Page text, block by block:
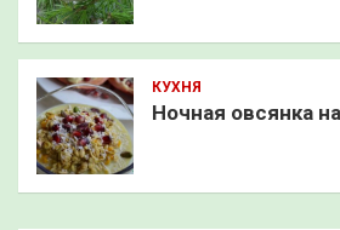
КУХНЯ
Ночная овсянка